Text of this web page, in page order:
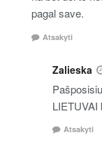
pagal save.
Atsakyti
Zalieska
LIETUVAI
Atsakyti